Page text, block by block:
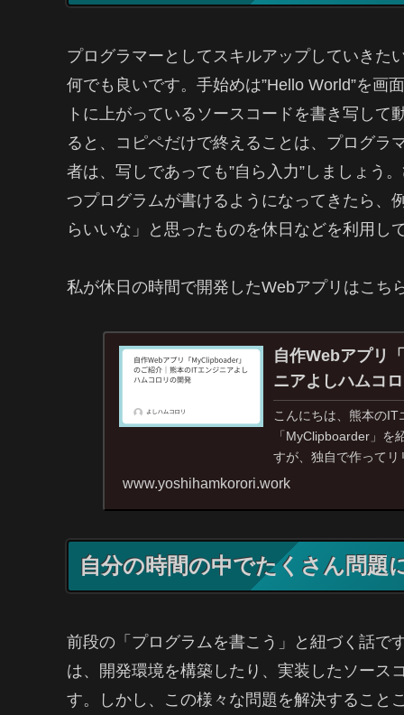
プログラマーとしてスキルアップしていきた
何でも良いです。手始めは”Hello World”を画
トに上がっているソースコードを書き写し
ると、コピペだけで終えることは、プログラ
者は、写しであっても”自ら入力”しましょう
つプログラムが書けるようになってきたら、
らいいな」と思ったものを休日などを利用し
私が休日の時間で開発したWebアプリはこち
自作Webアプリ
ニアよしハムコ
こんにちは、熊本のIT
「MyClipboarder」を
すが、独自で作って
みたい...
www.yoshihamkorori.work
自分の時間の中でたくさん問題
前段の「プログラムを書こう」と紐づく話で
は、開発環境を構築したり、実装したソース
す。しかし、この様々な問題を解決すること